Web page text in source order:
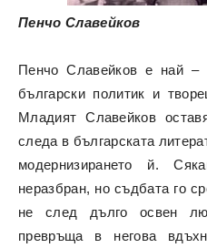
Пенчо Славейков
Пенчо Славейков е най –
български политик и
Младият Славейков
следа в българската
модернизирането й.
неразбран, но съдбата го
не след дълго освен
превръща в негова